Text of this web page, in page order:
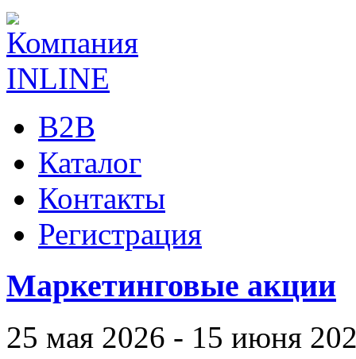
B2B
Каталог
Контакты
Регистрация
Маркетинговые акции
25 мая 2026 - 15 июня